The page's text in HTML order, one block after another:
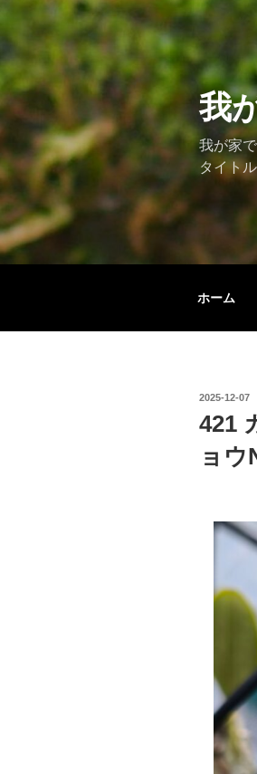
ン
ン
ツ
へ
キ
ッ
プ
我
我が家
タイト
ホーム
投
日:
2025-12-07
421
ョウ